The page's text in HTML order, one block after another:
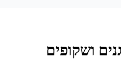
ושקופים